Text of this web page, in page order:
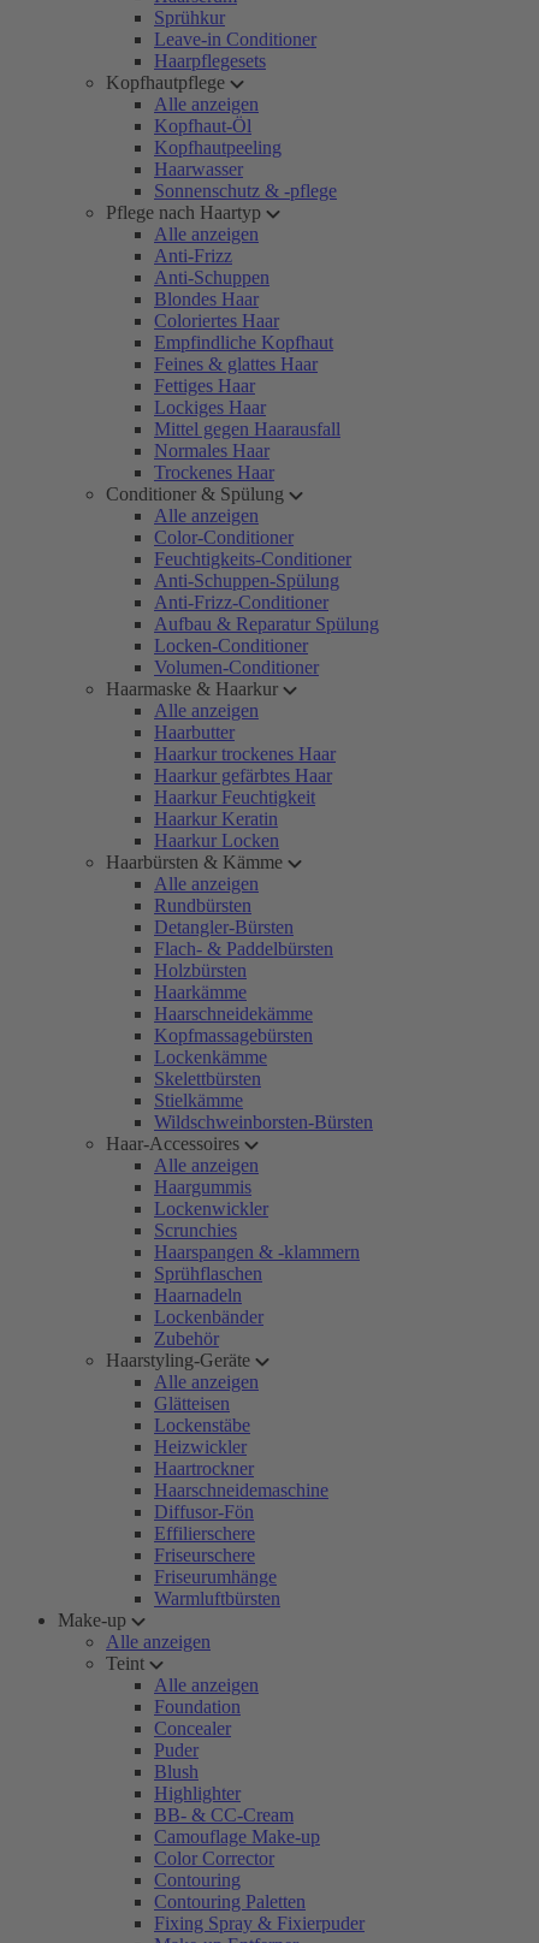
Sprühkur
Leave-in Conditioner
Haarpflegesets
Kopfhautpflege
Alle anzeigen
Kopfhaut-Öl
Kopfhautpeeling
Haarwasser
Sonnenschutz & -pflege
Pflege nach Haartyp
Alle anzeigen
Anti-Frizz
Anti-Schuppen
Blondes Haar
Coloriertes Haar
Empfindliche Kopfhaut
Feines & glattes Haar
Fettiges Haar
Lockiges Haar
Mittel gegen Haarausfall
Normales Haar
Trockenes Haar
Conditioner & Spülung
Alle anzeigen
Color-Conditioner
Feuchtigkeits-Conditioner
Anti-Schuppen-Spülung
Anti-Frizz-Conditioner
Aufbau & Reparatur Spülung
Locken-Conditioner
Volumen-Conditioner
Haarmaske & Haarkur
Alle anzeigen
Haarbutter
Haarkur trockenes Haar
Haarkur gefärbtes Haar
Haarkur Feuchtigkeit
Haarkur Keratin
Haarkur Locken
Haarbürsten & Kämme
Alle anzeigen
Rundbürsten
Detangler-Bürsten
Flach- & Paddelbürsten
Holzbürsten
Haarkämme
Haarschneidekämme
Kopfmassagebürsten
Lockenkämme
Skelettbürsten
Stielkämme
Wildschweinborsten-Bürsten
Haar-Accessoires
Alle anzeigen
Haargummis
Lockenwickler
Scrunchies
Haarspangen & -klammern
Sprühflaschen
Haarnadeln
Lockenbänder
Zubehör
Haarstyling-Geräte
Alle anzeigen
Glätteisen
Lockenstäbe
Heizwickler
Haartrockner
Haarschneidemaschine
Diffusor-Fön
Effilierschere
Friseurschere
Friseurumhänge
Warmluftbürsten
Make-up
Alle anzeigen
Teint
Alle anzeigen
Foundation
Concealer
Puder
Blush
Highlighter
BB- & CC-Cream
Camouflage Make-up
Color Corrector
Contouring
Contouring Paletten
Fixing Spray & Fixierpuder